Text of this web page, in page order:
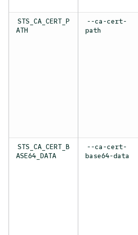
STS_CA_CERT_P
ATH
--ca-cert-
path
STS_CA_CERT_B
ASE64_DATA
--ca-cert-
base64-data